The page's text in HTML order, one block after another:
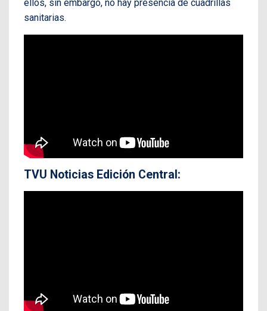
ellos, sin embargo, no hay presencia de cuadrillas
sanitarias.
TVU Noticias Edición Central: